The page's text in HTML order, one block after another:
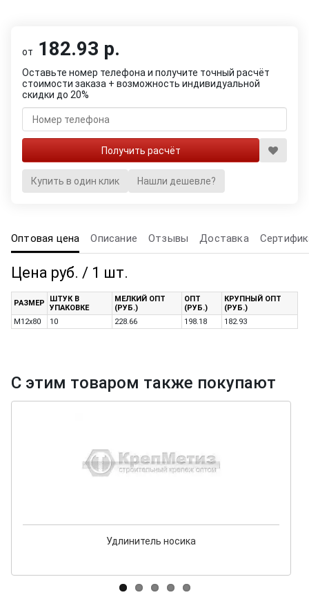
от 182.93 р.
Оставьте номер телефона и получите точный расчёт
стоимости заказа + возможность индивидуальной
скидки до 20%
Купить в один клик Нашли дешевле?
Оптовая цена Описание Отзывы Доставка
Цена руб. / 1 шт.
РАЗМЕР
ШТУК В
УПАКОВКЕ
МЕЛКИЙ ОПТ
(РУБ.)
ОПТ
(РУБ.)
КРУПНЫЙ ОПТ
(РУБ.)
M12x80
10 228.66 198.18 182.93
С этим товаром также покупают
Удлинитель носика